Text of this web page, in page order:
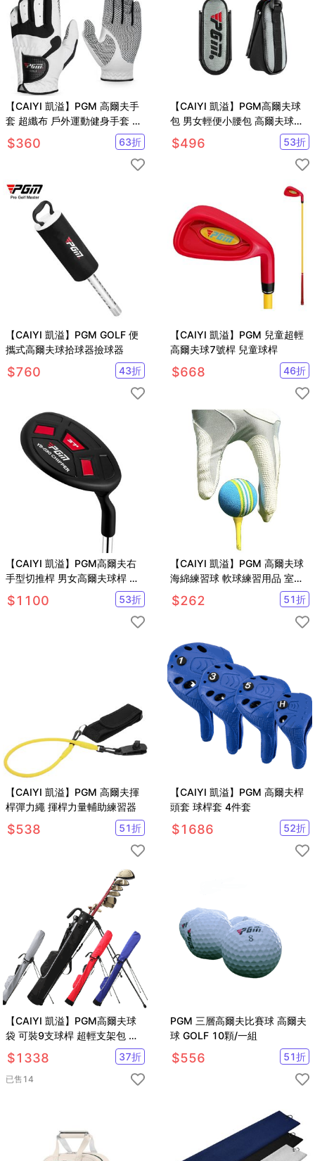
【CAIYI 凱溢】PGM 高爾夫手
套 超纖布 戶外運動健身手套 防
曬防滑耐磨運動手套
$360 63折
【CAIYI 凱溢】PGM高爾夫球
包 男女輕便小腰包 高爾夫球磁
吸腰包 迷你球包掛件
$496 53折
【CAIYI 凱溢】PGM GOLF 便
攜式高爾夫球拾球器撿球器
$760 43折
【CAIYI 凱溢】PGM 兒童超輕
高爾夫球7號桿 兒童球桿
$668 46折
【CAIYI 凱溢】PGM高爾夫右
手型切推桿 男女高爾夫球桿 沙
坑桿/挖起桿
$1100 53折
【CAIYI 凱溢】PGM 高爾夫球
海綿練習球 軟球練習用品 室內
高爾夫用球 室內海棉球10顆
$262 51折
【CAIYI 凱溢】PGM 高爾夫揮
桿彈力繩 揮桿力量輔助練習器
$538 51折
【CAIYI 凱溢】PGM 高爾夫桿
頭套 球桿套 4件套
$1686 52折
【CAIYI 凱溢】PGM高爾夫球
袋 可裝9支球桿 超輕支架包 高
爾夫球練習袋 男女防水球袋球
包
$1338 37折
已售 14
PGM 三層高爾夫比賽球 高爾夫
球 GOLF 10顆/一組
$556 51折